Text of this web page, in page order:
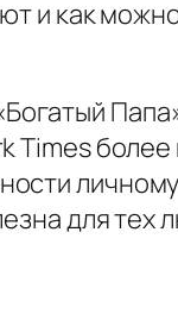
и как
Times
для